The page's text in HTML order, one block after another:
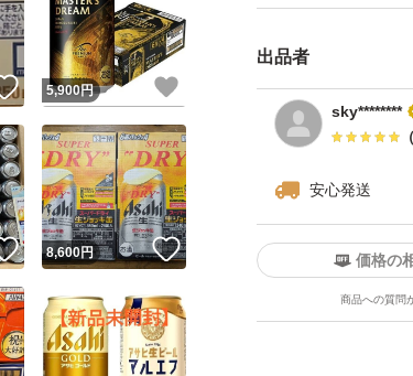
出品者
sky********
（
安心発送
価格の
商品への質問
いいね！
5,900円
いいね！
8,600円 いいね！